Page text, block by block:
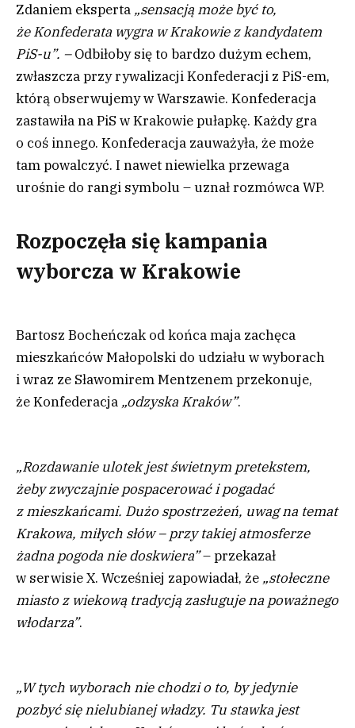
Zdaniem eksperta „sensacją może być to,
że Konfederata wygra w Krakowie z kandydatem
PiS-u”. –Odbiłoby się to bardzo dużym echem,
zwłaszcza przy rywalizacji Konfederacji z PiS-em,
którą obserwujemy w Warszawie. Konfederacja
zastawiła na PiS w Krakowie pułapkę. Każdy gra
o coś innego. Konfederacja zauważyła, że może
tam powalczyć. I nawet niewielka przewaga
urośnie do rangi symbolu – uznał rozmówca WP.
Rozpoczęła się kampania
wyborcza w Krakowie
Bartosz Bocheńczak od końca maja zachęca
mieszkańców Małopolski do udziału w wyborach
i wraz ze Sławomirem Mentzenem przekonuje,
że Konfederacja „odzyska Kraków”.
„Rozdawanie ulotek jest świetnym pretekstem,
żeby zwyczajnie pospacerować i pogadać
z mieszkańcami. Dużo spostrzeżeń, uwag na temat
Krakowa, miłych słów – przy takiej atmosferze
żadna pogoda nie doskwiera”– przekazał
w serwisie X. Wcześniej zapowiadał, że „stołeczne
miasto z wiekową tradycją zasługuje na poważnego
włodarza”.
„W tych wyborach nie chodzi o to, by jedynie
pozbyć się nielubianej władzy. Tu stawka jest